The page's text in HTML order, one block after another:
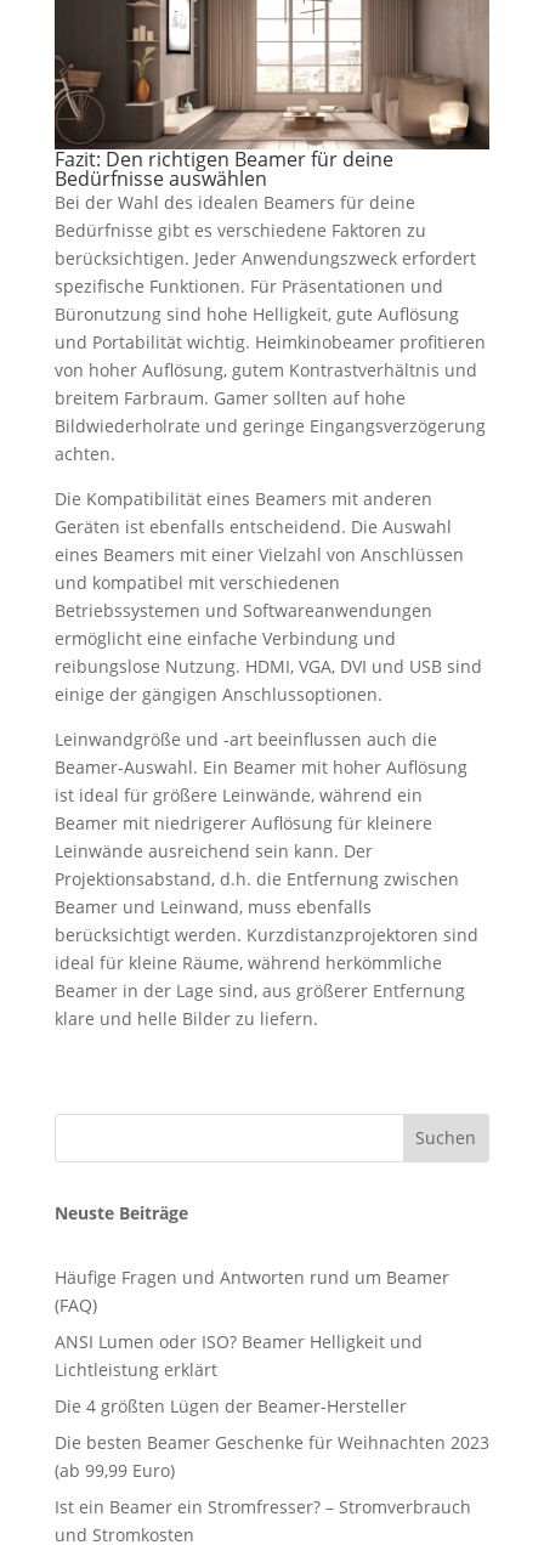
Fazit: Den richtigen Beamer für deine
Bedürfnisse auswählen
Bei der Wahl des idealen Beamers für deine
Bedürfnisse gibt es verschiedene Faktoren zu
berücksichtigen. Jeder Anwendungszweck erfordert
spezifische Funktionen. Für Präsentationen und
Büronutzung sind hohe Helligkeit, gute Auflösung
und Portabilität wichtig. Heimkinobeamer profitieren
von hoher Auflösung, gutem Kontrastverhältnis und
breitem Farbraum. Gamer sollten auf hohe
Bildwiederholrate und geringe Eingangsverzögerung
achten.
Die Kompatibilität eines Beamers mit anderen
Geräten ist ebenfalls entscheidend. Die Auswahl
eines Beamers mit einer Vielzahl von Anschlüssen
und kompatibel mit verschiedenen
Betriebssystemen und Softwareanwendungen
ermöglicht eine einfache Verbindung und
reibungslose Nutzung. HDMI, VGA, DVI und USB sind
einige der gängigen Anschlussoptionen.
Leinwandgröße und -art beeinflussen auch die
Beamer-Auswahl. Ein Beamer mit hoher Auflösung
ist ideal für größere Leinwände, während ein
Beamer mit niedrigerer Auflösung für kleinere
Leinwände ausreichend sein kann. Der
Projektionsabstand, d.h. die Entfernung zwischen
Beamer und Leinwand, muss ebenfalls
berücksichtigt werden. Kurzdistanzprojektoren sind
ideal für kleine Räume, während herkömmliche
Beamer in der Lage sind, aus größerer Entfernung
klare und helle Bilder zu liefern.
Suchen
Neuste Beiträge
Häufige Fragen und Antworten rund um Beamer
(FAQ)
ANSI Lumen oder ISO? Beamer Helligkeit und
Lichtleistung erklärt
Die 4 größten Lügen der Beamer-Hersteller
Die besten Beamer Geschenke für Weihnachten 2023
(ab 99,99 Euro)
Ist ein Beamer ein Stromfresser? – Stromverbrauch
und Stromkosten